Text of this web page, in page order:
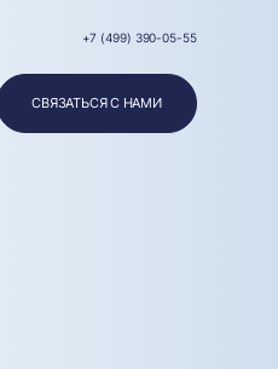
+7 (499) 390-05-55
СВЯЗАТЬСЯ С НАМИ